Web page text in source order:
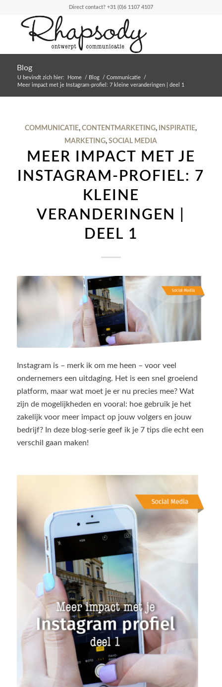
Direct contact? +31 (0)6 1107 4107
Blog
U bevindt zich hier: Home / Blog / Communicatie
/
Meer impact met je Instagram-profiel: 7 kleine veranderingen | deel 1
COMMUNICATIE,CONTENTMARKETING, INSPIRATIE,
MARKETING,SOCIAL MEDIA
MEER IMPACT MET JE
INSTAGRAM-PROFIEL: 7
KLEINE
VERANDERINGEN |
DEEL 1
Instagram is – merk ik om me heen – voor veel
ondernemers een uitdaging. Het is een snel groeiend
platform, maar wat moet je er nu precies mee? Wat
zijn de mogelijkheden en vooral: hoe gebruik je het
zakelijk voor meer impact op jouw volgers en jouw
bedrijf? In deze blog-serie geef ik je 7 tips die echt een
verschil gaan maken!